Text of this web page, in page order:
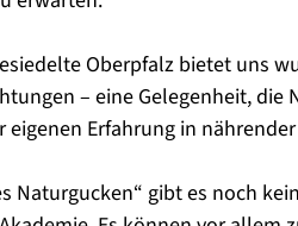
Oberpfalz bietet uns
– eine Gelegenheit,
Erfahrung in
Naturgucken“ gibt es noch